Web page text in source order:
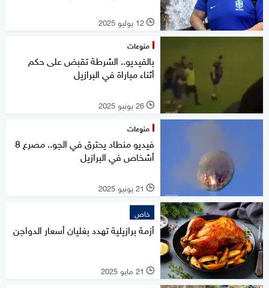
l 12 يوليو 2025
منوعات
بالفيديو.. الشرطة تقبض على حكم
أثناء مباراة في البرازيل
l 26 يونيو 2025
منوعات
فيديو منطاد يحترق في الجو.. مصرع 8
أشخاص في البرازيل
l 21 يونيو 2025
خاص
أزمة برازيلية تهدد بغليان أسعار الدواجن
l 21 مايو 2025